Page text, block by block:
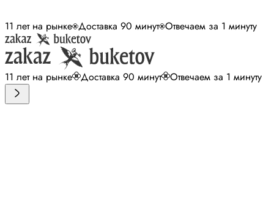
11 лет на рынке Доставка 90 минут Отвечаем за 1 минуту
11 лет на рынке Доставка 90 минут Отвечаем за 1 минуту